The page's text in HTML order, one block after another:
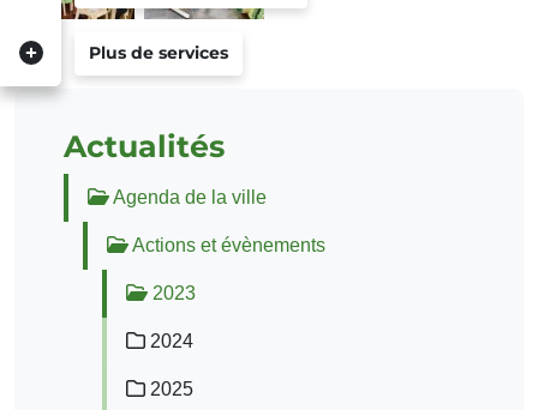
Plus de services
Actualités
Agenda de la ville
Actions et évènements
2023
2024
2025